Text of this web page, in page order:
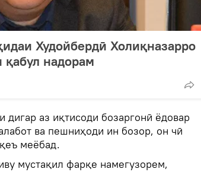
Худойбердӣ Холиқназарро
қабул надорам
аз иқтисоди бозаргонӣ ёдовар
ва пешниҳоди ин бозор, он чӣ
меёбад.
мустақил фарқе намегузорем,